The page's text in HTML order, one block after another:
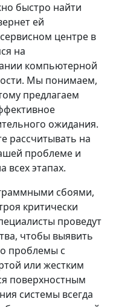
быстро найти
ей
центре в
на
компьютерной
Мы понимаем,
предлагаем
ожидания.
рассчитывать на
проблеме и
всех этапах.
сбоями,
критически
проведут
чтобы выявить
проблемы с
или жестким
поверхностным
системы всегда